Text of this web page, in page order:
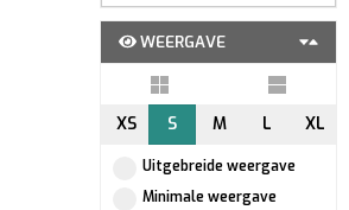
WEERGAVE
XS S M L XL
Uitgebreide weergave
Minimale weergave